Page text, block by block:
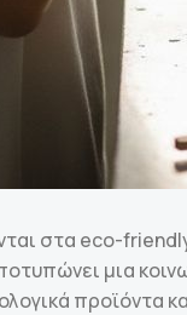
στα eco-
μια
προϊόντα